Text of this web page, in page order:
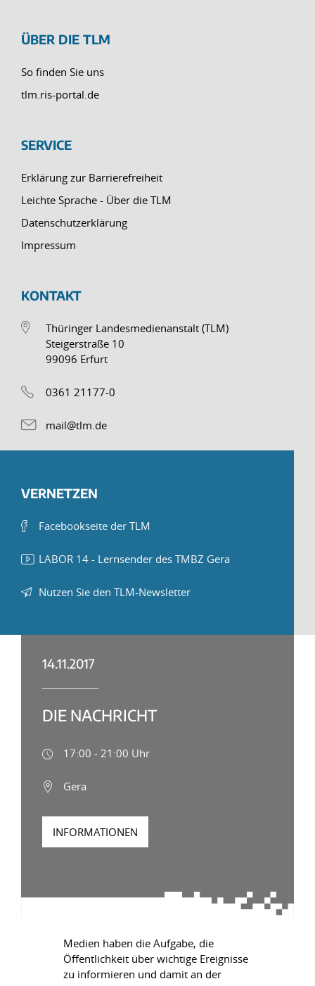
ÜBER DIE TLM
So finden Sie uns
tlm.ris-portal.de
SERVICE
Erklärung zur Barrierefreiheit
Leichte Sprache - Über die TLM
Datenschutzerklärung
Impressum
KONTAKT
Thüringer Landesmedienanstalt (TLM)
Steigerstraße 10
99096 Erfurt
0361 21177-0
mail@tlm.de
VERNETZEN
Facebookseite der TLM
LABOR 14 - Lernsender des TMBZ Gera
Nutzen Sie den TLM-Newsletter
14.11.2017
DIE NACHRICHT
17:00 - 21:00 Uhr
Gera
INFORMATIONEN
Medien haben die Aufgabe, die
Öffentlichkeit über wichtige Ereignisse
zu informieren und damit an der